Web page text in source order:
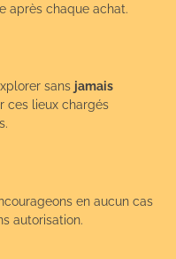
après chaque achat.
sans jamais
ces lieux chargés
en aucun cas
autorisation.